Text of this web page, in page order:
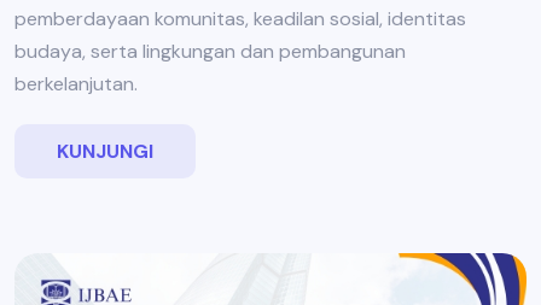
pemberdayaan komunitas, keadilan sosial, identitas
budaya, serta lingkungan dan pembangunan
berkelanjutan.
KUNJUNGI